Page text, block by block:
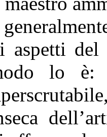
aspetti
lo è: